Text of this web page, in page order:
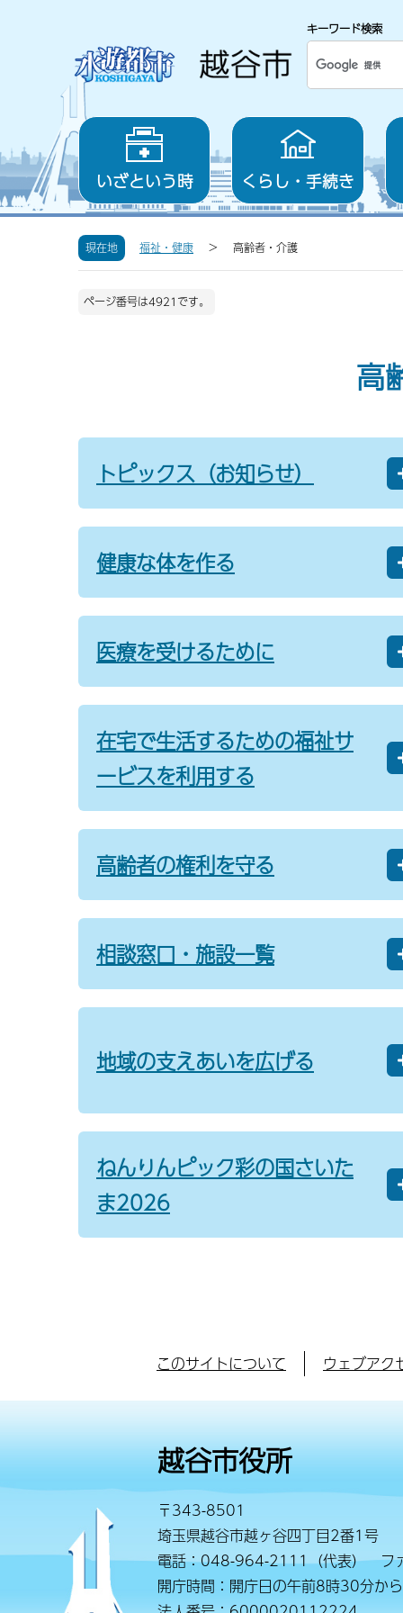
キーワード検索
いざという時 くらし・手続き
現在地 福祉・健康 高齢者・介護
ページ番号は4921です。
高
トピックス（お知らせ）
健康な体を作る
医療を受けるために
在宅で生活するための福祉サ
ービスを利用する
高齢者の権利を守る
相談窓口・施設一覧
地域の支えあいを広げる
ねんりんピック彩の国さいた
ま2026
このサイトについて ウェブアク
越谷市役所
〒343-8501
埼玉県越谷市越ヶ谷四丁目2番1号
電話：048-964-2111（代表） フ
開庁時間：開庁日の午前8時30分か